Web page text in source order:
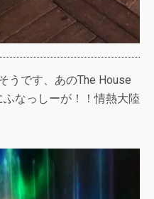
うです、あのThe House
なっしーが！！情熱大陸